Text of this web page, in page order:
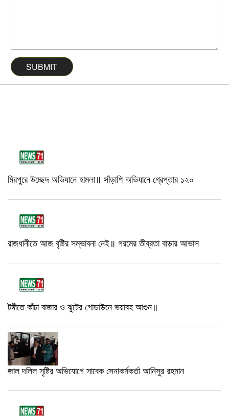
মিরপুরে উচ্ছেদ অভিযানে হামলা॥ সাঁড়াশি অভিযানে গ্রেপ্তার ১২০
রাজধানীতে আজ বৃষ্টির সম্ভাবনা নেই॥ গরমের তীব্রতা বাড়ার আভাস
টঙ্গীতে কাঁচা বাজার ও ঝুটের গোডাউনে ভয়াবহ আগুন॥
জাল দলিল সৃষ্টির অভিযোগে সাবেক সেনাকর্মকর্তা আনিসুর রহমান